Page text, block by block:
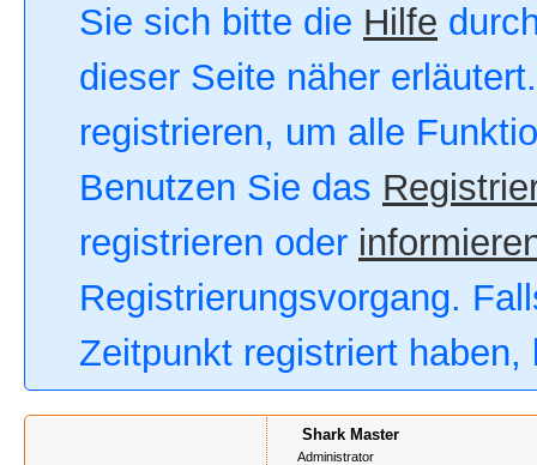
Sie sich bitte die Hilfe
dieser Seite näher
registrieren, um alle
Benutzen Sie das
registrieren oder
Registrierungsvorgang.
Zeitpunkt registriert
Shark Master
Administrator